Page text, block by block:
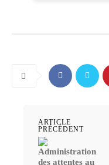
ARTICLE
PRÉCÉDENT